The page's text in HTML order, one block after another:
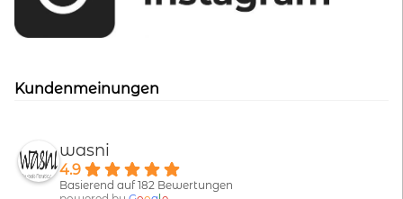
Kundenmeinungen
wasni
4.9
Basierend auf 182 Bewertungen